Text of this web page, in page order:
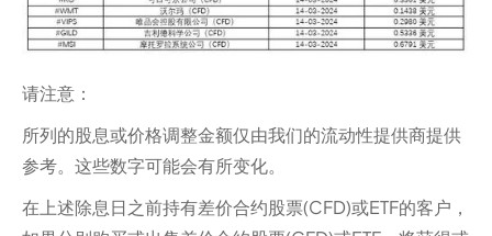
请注意：‍
所列的股息或价格调整金额仅由我们的流动性提供商提供
参考。这些数字可能会有所变化。
在上述除息日之前持有差价合约股票(CFD)或ETF的客户，